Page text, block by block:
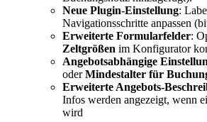
Neue Plugin-Einstellung:
Navigationsschritte anpassen
Erweiterte Formularfelder:
Zeltgrößen im Konfigurator
Angebotsabhängige
oderMindestalter für
Erweiterte Angebots-
Infos werden angezeigt, wenn
wird